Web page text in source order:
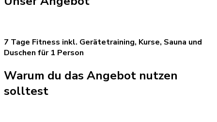
7 Tage Fitness inkl. Gerätetraining, Kurse, Sauna und
Duschen für 1 Person
Warum du das Angebot nutzen
solltest